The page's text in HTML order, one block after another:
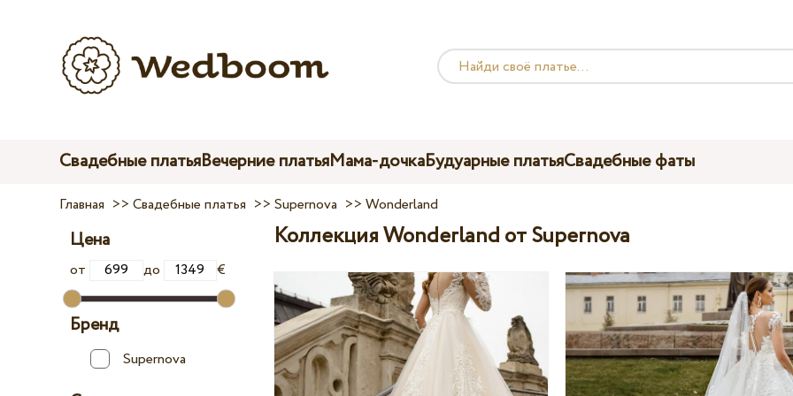
Свадебные платьяВечерние платьяМама-дочкаБудуарные платьяСвадебные фаты
Главная >>Свадебные платья >>Supernova >>Wonderland
Цена
от до €
Бренд
Supernova
Коллекция Wonderland от Supernova